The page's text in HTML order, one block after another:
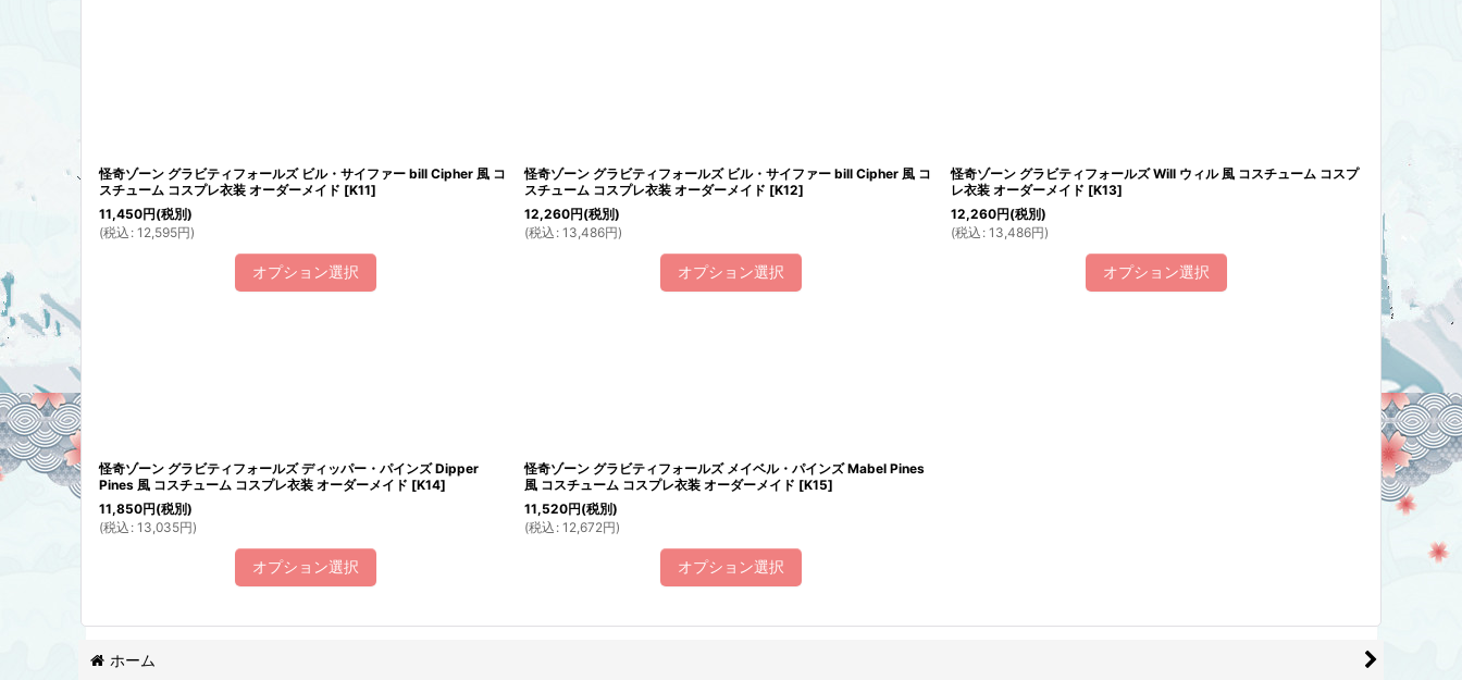
怪奇ゾーン グラビティフォールズ ビル・サイファー bill Cipher 風 コ
スチューム コスプレ衣装 オーダーメイド [K11]
11,450円(税別)
(税込 : 12,595円)
オプション選択
怪奇ゾーン グラビティフォールズ ビル・サイファー bill Cipher 風 コ
スチューム コスプレ衣装 オーダーメイド [K12]
12,260円(税別)
(税込 : 13,486円)
オプション選択
怪奇ゾーン グラビティフォールズ Will ウィル 風 コスチューム コスプ
レ衣装 オーダーメイド [K13]
12,260円(税別)
(税込 : 13,486円)
オプション選択
怪奇ゾーン グラビティフォールズ ディッパー・パインズ Dipper
Pines 風 コスチューム コスプレ衣装 オーダーメイド [K14]
11,850円(税別)
(税込 : 13,035円)
オプション選択
怪奇ゾーン グラビティフォールズ メイベル・パインズ Mabel Pines
風 コスチューム コスプレ衣装 オーダーメイド [K15]
11,520円(税別)
(税込 : 12,672円)
オプション選択
ホーム